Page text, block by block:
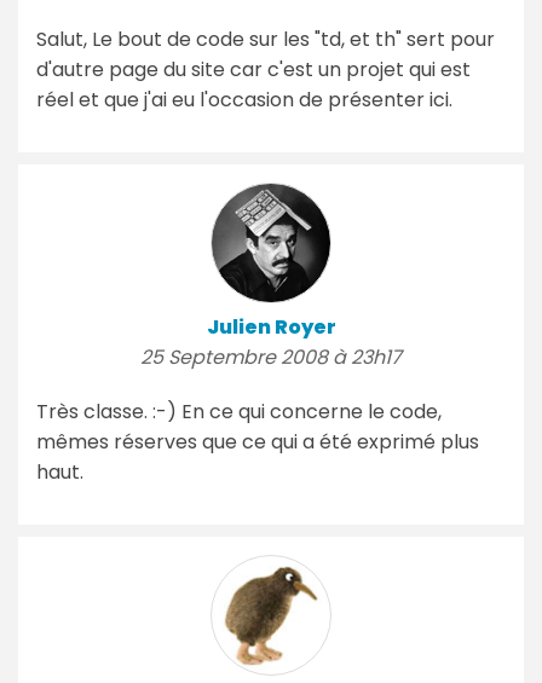
Salut, Le bout de code sur les "td, et th" sert pour
d'autre page du site car c'est un projet qui est
réel et que j'ai eu l'occasion de présenter ici.
Julien Royer
25 Septembre 2008 à 23h17
Très classe. :-) En ce qui concerne le code,
mêmes réserves que ce qui a été exprimé plus
haut.